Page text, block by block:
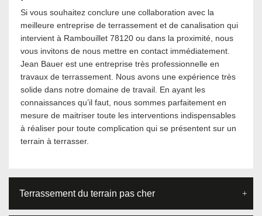
Si vous souhaitez conclure une collaboration avec la
meilleure entreprise de terrassement et de canalisation qui
intervient à Rambouillet 78120 ou dans la proximité, nous
vous invitons de nous mettre en contact immédiatement.
Jean Bauer est une entreprise très professionnelle en
travaux de terrassement. Nous avons une expérience très
solide dans notre domaine de travail. En ayant les
connaissances qu’il faut, nous sommes parfaitement en
mesure de maitriser toute les interventions indispensables
à réaliser pour toute complication qui se présentent sur un
terrain à terrasser.
Terrassement du terrain pas cher